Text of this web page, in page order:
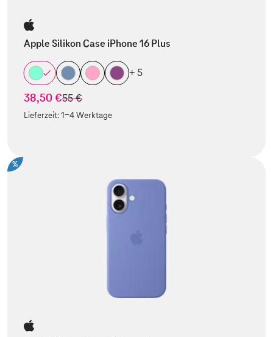
Apple Silikon Case iPhone 16 Plus
+ 5
38,50 €statt
55 €
Lieferzeit:1-4 Werktage
%